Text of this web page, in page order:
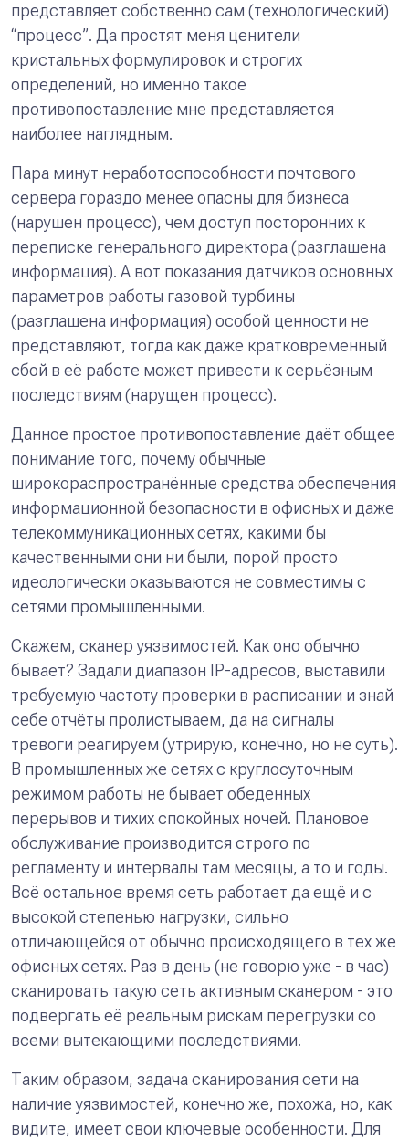
представляет собственно сам (технологический)
“процесс”. Да простят меня ценители
кристальных формулировок и строгих
определений, но именно такое
противопоставление мне представляется
наиболее наглядным.
Пара минут неработоспособности почтового
сервера гораздо менее опасны для бизнеса
(нарушен процесс), чем доступ посторонних к
переписке генерального директора (разглашена
информация). А вот показания датчиков основных
параметров работы газовой турбины
(разглашена информация) особой ценности не
представляют, тогда как даже кратковременный
сбой в её работе может привести к серьёзным
последствиям (нарущен процесс).
Данное простое противопоставление даёт общее
понимание того, почему обычные
широкораспространённые средства обеспечения
информационной безопасности в офисных и даже
телекоммуникационных сетях, какими бы
качественными они ни были, порой просто
идеологически оказываются не совместимы с
сетями промышленными.
Скажем, сканер уязвимостей. Как оно обычно
бывает? Задали диапазон IP-адресов, выставили
требуемую частоту проверки в расписании и знай
себе отчёты пролистываем, да на сигналы
тревоги реагируем (утрирую, конечно, но не суть).
В промышленных же сетях с круглосуточным
режимом работы не бывает обеденных
перерывов и тихих спокойных ночей. Плановое
обслуживание производится строго по
регламенту и интервалы там месяцы, а то и годы.
Всё остальное время сеть работает да ещё и с
высокой степенью нагрузки, сильно
отличающейся от обычно происходящего в тех же
офисных сетях. Раз в день (не говорю уже - в час)
сканировать такую сеть активным сканером - это
подвергать её реальным рискам перегрузки со
всеми вытекающими последствиями.
Таким образом, задача сканирования сети на
наличие уязвимостей, конечно же, похожа, но, как
видите, имеет свои ключевые особенности. Для